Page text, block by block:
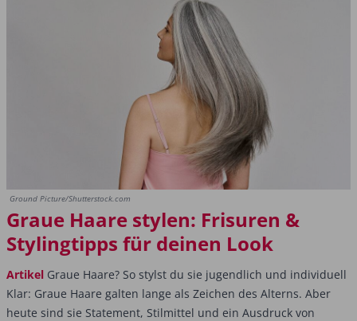
Ground Picture/Shutterstock.com
Graue Haare stylen: Frisuren &
Stylingtipps für deinen Look
Artikel Graue Haare? So stylst du sie jugendlich und individuell
Klar: Graue Haare galten lange als Zeichen des Alterns. Aber
heute sind sie Statement, Stilmittel und ein Ausdruck von